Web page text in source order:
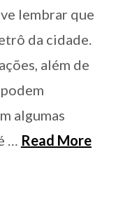
lembrar que
da cidade.
além de
algumas
… Read More